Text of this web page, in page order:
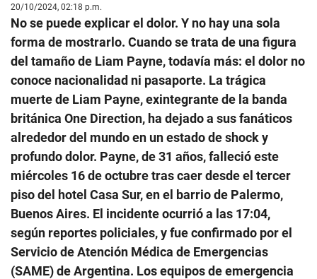
20/10/2024, 02:18 p.m.
No se puede explicar el dolor. Y no hay una sola
forma de mostrarlo. Cuando se trata de una figura
del tamaño de Liam Payne, todavía más: el dolor no
conoce nacionalidad ni pasaporte. La trágica
muerte de Liam Payne, exintegrante de la banda
británica One Direction, ha dejado a sus fanáticos
alrededor del mundo en un estado de shock y
profundo dolor. Payne, de 31 años, falleció este
miércoles 16 de octubre tras caer desde el tercer
piso del hotel Casa Sur, en el barrio de Palermo,
Buenos Aires. El incidente ocurrió a las 17:04,
según reportes policiales, y fue confirmado por el
Servicio de Atención Médica de Emergencias
(SAME) de Argentina. Los equipos de emergencia